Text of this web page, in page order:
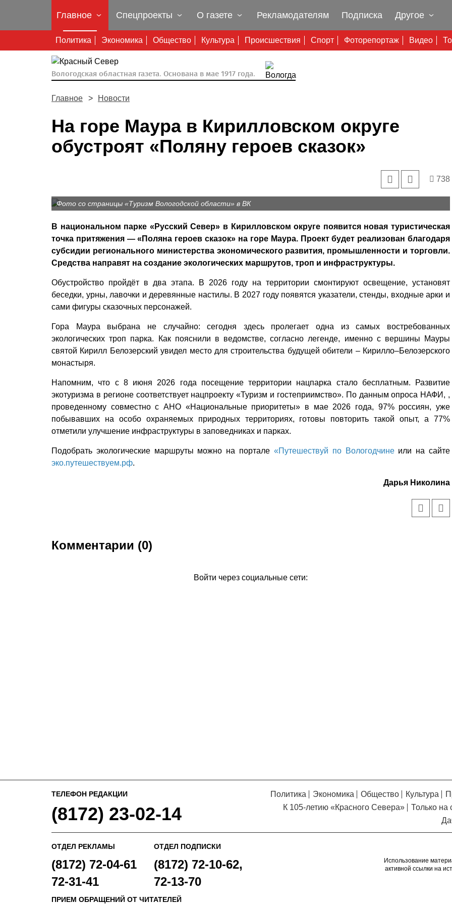
Главное
Политика Экономика Общество Культура Происшествия Спорт Фоторепортаж Видео
Спецпроекты О газете Рекламодателям Подписка Другое
Вологодская областная газета. Основана в мае 1917 года.
Главное Новости
На горе Маура в Кирилловском округе
обустроят «Поляну героев сказок»
738
Фото со страницы «Туризм Вологодской области» в ВК
В национальном парке «Русский Север» в Кирилловском округе появится новая туристическая
точка притяжения — «Поляна героев сказок» на горе Маура. Проект будет реализован благодаря
субсидии регионального министерства экономического развития, промышленности и торговли.
Средства направят на создание экологических маршрутов, троп и инфраструктуры.
Обустройство пройдёт в два этапа. В 2026 году на территории смонтируют освещение, установят
беседки, урны, лавочки и деревянные настилы. В 2027 году появятся указатели, стенды, входные арки и
сами фигуры сказочных персонажей.
Гора Маура выбрана не случайно: сегодня здесь пролегает одна из самых востребованных
экологических троп парка. Как пояснили в ведомстве, согласно легенде, именно с вершины Мауры
святой Кирилл Белозерский увидел место для строительства будущей обители – Кирилло–Белозерского
монастыря.
Напомним, что с 8 июня 2026 года посещение территории нацпарка стало бесплатным. Развитие
экотуризма в регионе соответствует нацпроекту «Туризм и гостеприимство». По данным опроса НАФИ, ,
проведенному совместно с АНО «Национальные приоритеты» в мае 2026 года, 97% россиян, уже
побывавших на особо охраняемых природных территориях, готовы повторить такой опыт, а 77%
отметили улучшение инфраструктуры в заповедниках и парках.
Подобрать экологические маршруты можно на портале «Путешествуй по Вологодчине или на сайте
эко.путешествуем.рф.
Дарья Николина
Комментарии (0)
Войти через социальные сети:
ТЕЛЕФОН РЕДАКЦИИ
(8172) 23-02-14
Политика Экономика Общество Культура
К 105-летию «Красного Севера»
Только на
ОТДЕЛ РЕКЛАМЫ
(8172) 72-04-61
72-31-41
ОТДЕЛ ПОДПИСКИ
(8172) 72-10-62,
72-13-70
ПРИЕМ ОБРАЩЕНИЙ ОТ ЧИТАТЕЛЕЙ
Использование
активной ссылки на